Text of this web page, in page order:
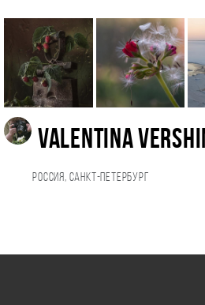
Valentina
Россия, Санкт-Петербург